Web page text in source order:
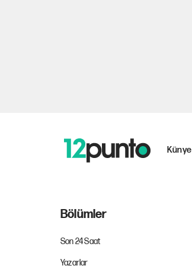
Künye
Bölümler
Son 24 Saat
Yazarlar